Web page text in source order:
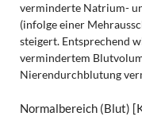
verminderte Natrium-
(infolge einer
steigert. Entsprechend
vermindertem
Nierendurchblutung
Normalbereich (Blut)